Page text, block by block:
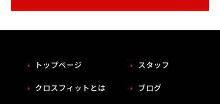
トップページ
クロスフィットとは
スタッフ
ブログ